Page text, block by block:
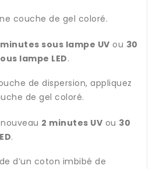
couche de gel coloré.
sous lampe UV ou 30
lampe LED.
de dispersion, appliquez
de gel coloré.
2 minutes UV ou 30
.
d’un coton imbibé de